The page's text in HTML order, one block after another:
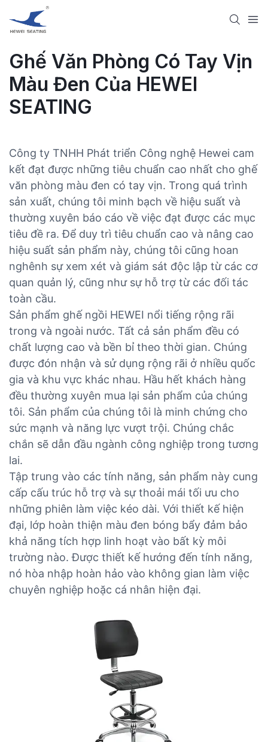
Ghế Văn Phòng Có Tay Vịn
Màu Đen Của HEWEI
SEATING
Công ty TNHH Phát triển Công nghệ Hewei cam
kết đạt được những tiêu chuẩn cao nhất cho ghế
văn phòng màu đen có tay vịn. Trong quá trình
sản xuất, chúng tôi minh bạch về hiệu suất và
thường xuyên báo cáo về việc đạt được các mục
tiêu đề ra. Để duy trì tiêu chuẩn cao và nâng cao
hiệu suất sản phẩm này, chúng tôi cũng hoan
nghênh sự xem xét và giám sát độc lập từ các cơ
quan quản lý, cũng như sự hỗ trợ từ các đối tác
toàn cầu.
Sản phẩm ghế ngồi HEWEI nổi tiếng rộng rãi
trong và ngoài nước. Tất cả sản phẩm đều có
chất lượng cao và bền bỉ theo thời gian. Chúng
được đón nhận và sử dụng rộng rãi ở nhiều quốc
gia và khu vực khác nhau. Hầu hết khách hàng
đều thường xuyên mua lại sản phẩm của chúng
tôi. Sản phẩm của chúng tôi là minh chứng cho
sức mạnh và năng lực vượt trội. Chúng chắc
chắn sẽ dẫn đầu ngành công nghiệp trong tương
lai.
Tập trung vào các tính năng, sản phẩm này cung
cấp cấu trúc hỗ trợ và sự thoải mái tối ưu cho
những phiên làm việc kéo dài. Với thiết kế hiện
đại, lớp hoàn thiện màu đen bóng bẩy đảm bảo
khả năng tích hợp linh hoạt vào bất kỳ môi
trường nào. Được thiết kế hướng đến tính năng,
nó hòa nhập hoàn hảo vào không gian làm việc
chuyên nghiệp hoặc cá nhân hiện đại.